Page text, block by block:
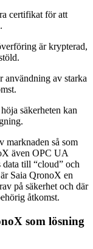
certifikat för att
är krypterad,
användning av starka
säkerheten kan
marknaden så som
även OPC UA
till “cloud” och
Saia QronoX en
på säkerhet och där
åtkomst.
som lösning